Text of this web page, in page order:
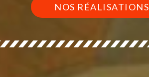
NOS RÉALISATIONS